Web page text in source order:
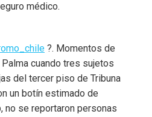
médico.
?. Momentos de
cuando tres sujetos
del tercer piso de Tribuna
un botín estimado de
no se reportaron personas